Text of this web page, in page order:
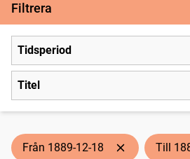
Filtrera
Tidsperiod
Titel
Från 1889-12-18 Till